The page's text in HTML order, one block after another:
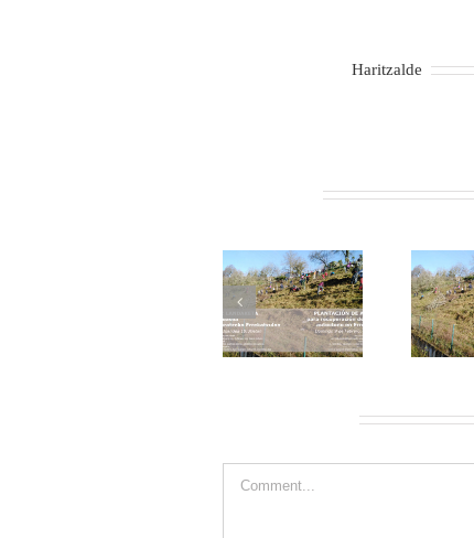
Haritzalde